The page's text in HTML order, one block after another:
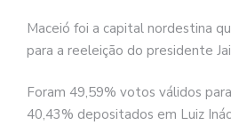
Maceió foi a capital nordestina
para a reeleição do presidente
Foram 49,59% votos válidos
40,43% depositados em Luiz